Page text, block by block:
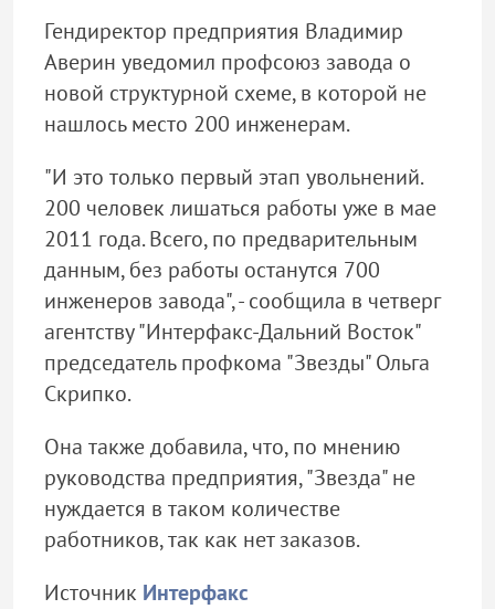
Гендиректор предприятия Владимир
Аверин уведомил профсоюз завода о
новой структурной схеме, в которой не
нашлось место 200 инженерам.
"И это только первый этап увольнений.
200 человек лишаться работы уже в мае
2011 года. Всего, по предварительным
данным, без работы останутся 700
инженеров завода", - сообщила в четверг
агентству "Интерфакс-Дальний Восток"
председатель профкома "Звезды" Ольга
Скрипко.
Она также добавила, что, по мнению
руководства предприятия, "Звезда" не
нуждается в таком количестве
работников, так как нет заказов.
Источник Интерфакс